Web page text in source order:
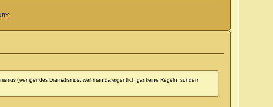
(weniger des Dramatismus, weil man da eigentlich gar keine Regeln, sondern